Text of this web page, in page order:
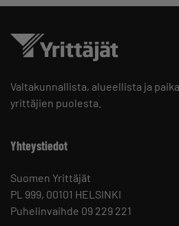
Valtakunnallista, alueellista ja
yrittäjien puolesta.
Yhteystiedot
Suomen Yrittäjät
PL 999, 00101 HELSINKI
Puhelinvaihde 09 229 221